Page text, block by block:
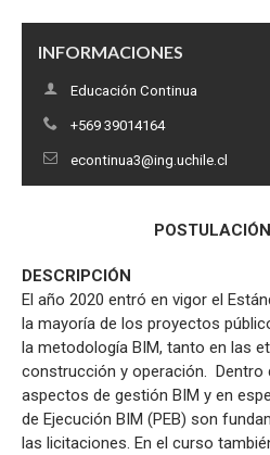
INFORMACIONES
Educación Continua
+569 39014164
econtinua3@ing.uchile.cl
DESCRIPCIÓN
El año 2020 entró en vigor el
la mayoría de los proyectos
la metodología BIM, tanto en las
construcción y operación. Dentro
aspectos de gestión BIM y en
de Ejecución BIM (PEB) son
las licitaciones. En el curso